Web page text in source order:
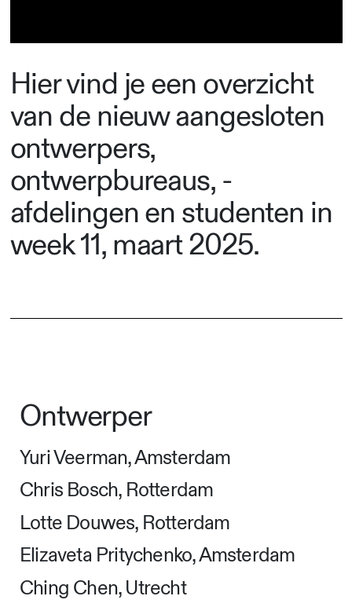
Hier vind je een overzicht
van de nieuw aangesloten
ontwerpers,
ontwerpbureaus, -
afdelingen en studenten in
week 11, maart 2025.
Ontwerper
Yuri Veerman, Amsterdam
Chris Bosch, Rotterdam
Lotte Douwes, Rotterdam
Elizaveta Pritychenko, Amsterdam
Ching Chen, Utrecht